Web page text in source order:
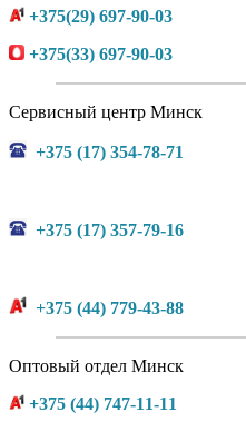
+375(29) 697-90-03
+375(33) 697-90-03
Сервисный центр Минск
+375 (17) 354-78-71
+375 (17) 357-79-16
+375 (44) 779-43-88
Оптовый отдел Минск
+375 (44) 747-11-11